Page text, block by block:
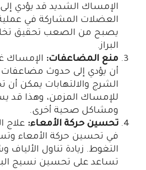
الإمساك الشديد قد يؤدي إلى
العضلات المشاركة في عملية
يصبح من الصعب تحقيق
البراز.
منع المضاعفات: الإمساك
أن يؤدي إلى حدوث
الشرج والالتهابات يمكن أن
للإمساك المزمن، وهذا قد
ومشاكل صحية أخرى.
تحسين حركة الأمعاء: علاج
في تحسين حركة الأمعاء
التغوط. زيادة تناول
تساعد على تحسين نسيج